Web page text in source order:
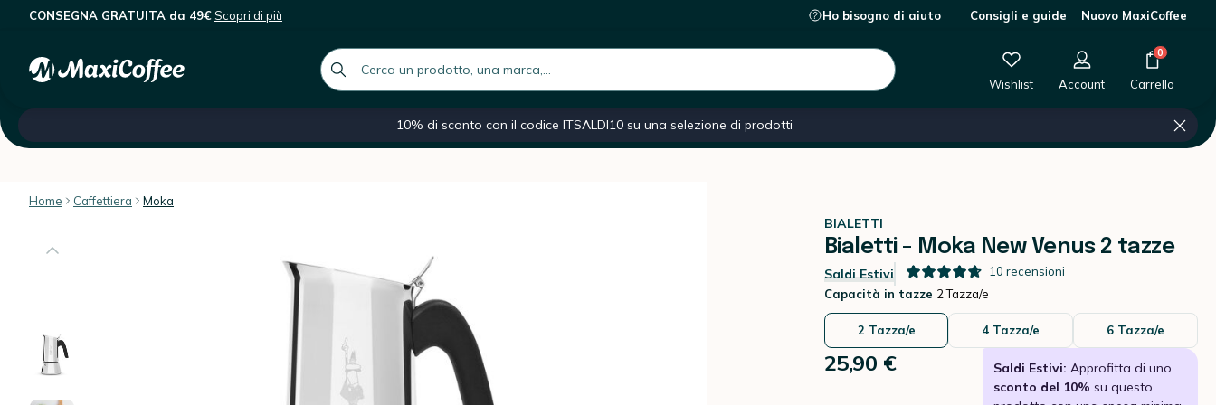
CONSEGNA GRATUITA da 49€Scopri di più Ho bisogno di aiuto Consigli e guide Nuovo MaxiCoffee
global.search.placeholder
Wishlist Account
0
Carrello
Caffè italiano Macchina caffè espresso Caffè macinato Moka
10% di sconto con il codice ITSALDI10 su una selezione di prodotti
Home Caffettiera Moka
BIALETTI
Bialetti - Moka New Venus 2 tazze
Saldi Estivi 10 recensioni
Capacità in tazze 2 Tazza/e
2 Tazza/e 4 Tazza/e 6 Tazza/e
25,90 € Saldi Estivi: Approfitta di uno
sconto del 10% su questo
Descrizione Recensioni dei clienti
25,90 € -